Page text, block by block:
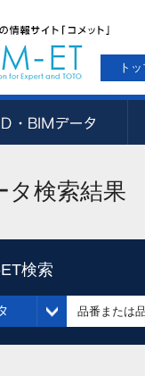
ト
タ検索結果
検索